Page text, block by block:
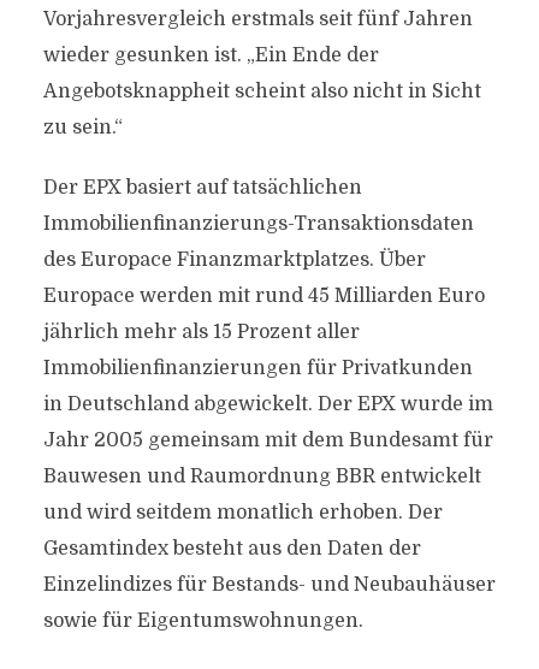
Vorjahresvergleich erstmals seit fünf Jahren
wieder gesunken ist. „Ein Ende der
Angebotsknappheit scheint also nicht in Sicht
zu sein.“
Der EPX basiert auf tatsächlichen
Immobilienfinanzierungs-Transaktionsdaten
des Europace Finanzmarktplatzes. Über
Europace werden mit rund 45 Milliarden Euro
jährlich mehr als 15 Prozent aller
Immobilienfinanzierungen für Privatkunden
in Deutschland abgewickelt. Der EPX wurde im
Jahr 2005 gemeinsam mit dem Bundesamt für
Bauwesen und Raumordnung BBR entwickelt
und wird seitdem monatlich erhoben. Der
Gesamtindex besteht aus den Daten der
Einzelindizes für Bestands- und Neubauhäuser
sowie für Eigentumswohnungen.